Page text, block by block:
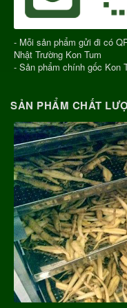
- Mỗi sản phẩm gửi đi có
Nhật Trường Kon Tum
- Sản phẩm chính gốc Kon
SẢN PHẨM CHẤT